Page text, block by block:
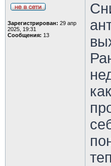
Зарегистрирован: 29 апр
2025, 19:31
Сообщения: 13